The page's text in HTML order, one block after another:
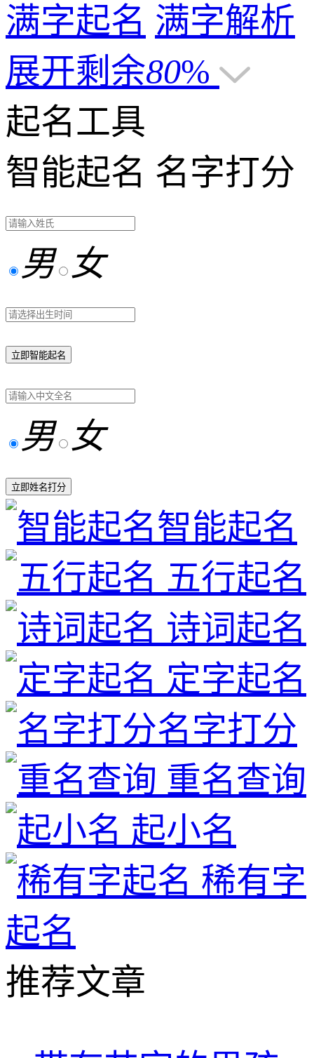
满字起名 满字解析
展开剩余80%
起名工具
智能起名 名字打分
男 女
立即智能起名
男 女
立即姓名打分
智能起名
五行起名
诗词起名
定字起名
名字打分
重名查询
起小名
稀有字
起名
推荐文章